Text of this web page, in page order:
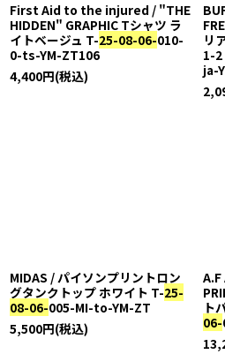
First Aid to the injured / "THE
HIDDEN" GRAPHIC Tシャツ ラ
イトベージュ T-25-08-06-010-
0-ts-YM-ZT106
4,400円(税込)
リ
1-2
ja-
MIDAS / パイソンプリントロン
グタンクトップ ホワイト T-25-
08-06-005-MI-to-YM-ZT
5,500円(税込)
A.F
ト
06-